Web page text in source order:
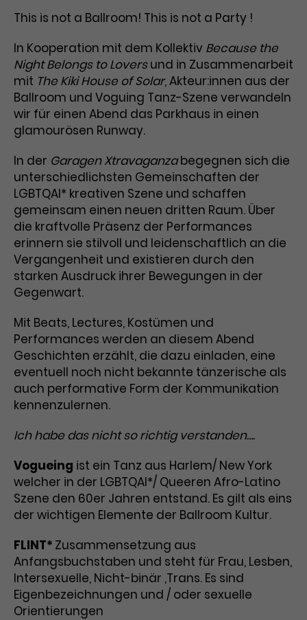
und es wird Zugang zu
Name cookie_optin
Anbieter TYPO3
Laufzeit 1 Monat
Zweck
Enthält die gewählten Tracking-
Optin-Einstellungen.
Laufzeit 2 Jahre
Zweck
Dieses Cookie wird von Google
Analytics installiert. Das Cookie
wird verwendet, um
Besucher*innen-, Sitzungs- und
Kampagnendaten zu berechnen
und die Nutzung der Website für
verfolgen. Die Cookies speichern
Informationen anonym und weisen
eine zufallsgenerierte Nummer zu,
um Besuche zu erkennen.
Name _gid
Laufzeit 1 Tag
Dieses Cookie wird von Google
Analytics installiert. Das Cookie
wird verwendet, um Informationen
darüber zu speichern, wie
nutzen, und hilft bei der Erstellung
Performance der Website. Die
erhobenen Daten umfassen in
anonymisierter Form die Anzahl
der Besuche, die Quelle, aus der sie
Seiten.
Name _gat_UA-63561367-1
Marketing
ermöglichen die Leistung unserer
Werbekampagnen zu analysieren und
Conversions zu messen. Außerdem helfen sie
uns dabei Werbeanzeigen und Inhalte besser auf
die Interessen unserer Nutzer abzustimmen.
Name
_gcl_au
Laufzeit 3 Monate
Zweck
Wird von Google verwendet, um
die Effizienz von Werbeanzeigen zu
messen und Conversions zu
speichern. Dieses Cookie hilft dabei
nachzuvollziehen, ob Nutzer über
Google-Anzeigen auf unsere
Name _gcl_aw
Anbieter Google Ads
Zweck
Informationen zu Werbeklicks und
dient der Zuordnung von
Conversions zu Google Ads-
Kampagnen.
Name _gcl_dc
Anbieter Google / DoubleClick
Cookie-Informationen
This is not a Ballroom! This is not a Party !
In Kooperation mit dem Kollektiv Because the
Night Belongs to Loversund in Zusammenarbeit
mit The Kiki House of Solar, Akteur:innen aus der
Ballroom und Voguing Tanz-Szene verwandeln
wir für einen Abend das Parkhaus in einen
glamourösen Runway.
In der Garagen Xtravaganzabegegnen sich die
unterschiedlichsten Gemeinschaften der
LGBTQAI* kreativen Szene und schaffen
gemeinsam einen neuen dritten Raum. Über
die kraftvolle Präsenz der Performances
erinnern sie stilvoll und leidenschaftlich an die
Vergangenheit und existieren durch den
starken Ausdruck ihrer Bewegungen in der
Gegenwart.
Mit Beats, Lectures, Kostümen und
Performances werden an diesem Abend
Geschichten erzählt, die dazu einladen, eine
eventuell noch nicht bekannte tänzerische als
auch performative Form der Kommunikation
kennenzulernen.
Ich habe das nicht so richtig verstanden….
Vogueing ist ein Tanz aus Harlem/ New York
welcher in der LGBTQAI*/ Queeren Afro-Latino
Szene den 60er Jahren entstand. Es gilt als eins
der wichtigen Elemente der Ballroom Kultur.
FLINT* Zusammensetzung aus
Anfangsbuchstaben und steht für Frau, Lesben,
Intersexuelle, Nicht-binär ,Trans. Es sind
Eigenbezeichnungen und / oder sexuelle
Orientierungen